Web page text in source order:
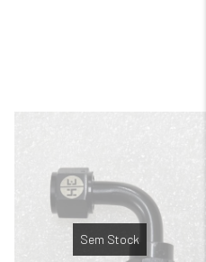
Sem Stock